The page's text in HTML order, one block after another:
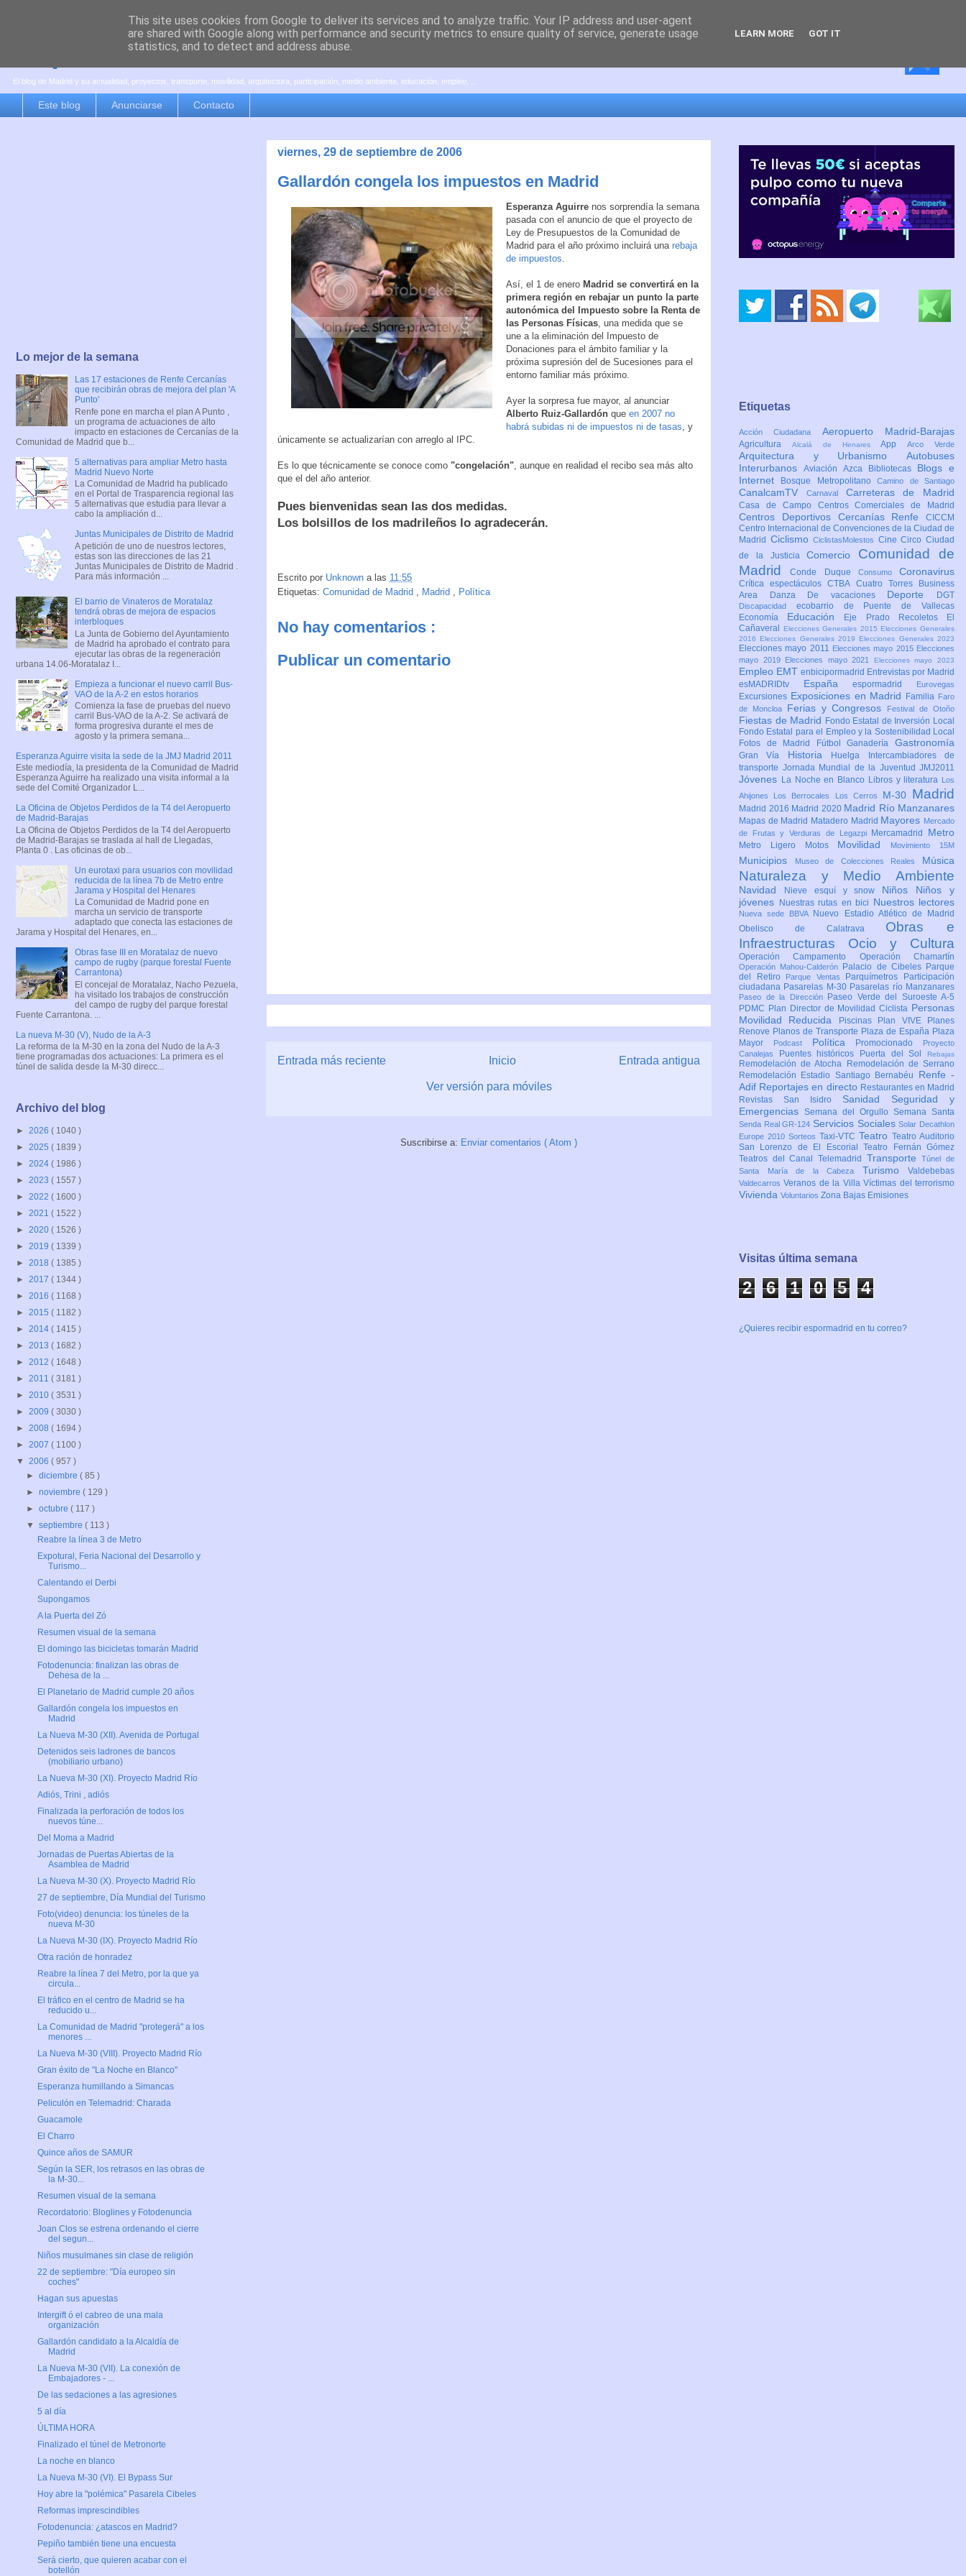
es por madrid
El blog de Madrid y su actualidad, proyectos, transporte, movilidad, arquitectura, participación, medio ambiente, educación, empleo, ...
Este blog Anunciarse Contacto
viernes, 29 de septiembre de 2006
Gallardón congela los impuestos en Madrid
Esperanza Aguirre nos sorprendía la semana
pasada con el anuncio de que el proyecto de
Ley de Presupuestos de la Comunidad de
Madrid para el año próximo incluirá una rebaja
de impuestos
Así, el 1 de enero Madrid se convertirá en la
primera región en rebajar un punto la parte
autonómica del Impuesto sobre la Renta de
las Personas Físicas , una medida que se
une a la eliminación del Impuesto de
Donaciones para el ámbito familiar y la
próxima supresión del de Sucesiones para el
entorno familiar más próximo.
Ayer la sorpresa fue mayor, al anunciar
Alberto Ruiz-Gallardón que en 2007 no
habrá subidas ni de impuestos ni de tasas , y
únicamente se actualizarían con arreglo al IPC.
Es lo que técnicamente se conoce como "congelación" , aunque en realidad el recibo sea más alto
que el del año anterior.
Pues bienvenidas sean las dos medidas.
Los bolsillos de los madrileños lo agradecerán.
Escrito por Unknown a las 11:55
Etiquetas: Comunidad de Madrid , Madrid , Política
No hay comentarios :
Publicar un comentario
Entrada más reciente Entrada antigua
Inicio
Ver versión para móviles
Suscribirse a: Enviar comentarios ( Atom )
Lo mejor de la semana
Las 17 estaciones de Renfe Cercanías
que recibirán obras de mejora del plan 'A
Punto'
Renfe pone en marcha el plan A Punto ,
un programa de actuaciones de alto
impacto en estaciones de Cercanías de la
Comunidad de Madrid que b...
5 alternativas para ampliar Metro hasta
Madrid Nuevo Norte
La Comunidad de Madrid ha publicado
en el Portal de Trasparencia regional las
5 alternativas que estudia para llevar a
cabo la ampliación d...
Juntas Municipales de Distrito de Madrid
A petición de uno de nuestros lectores,
estas son las direcciones de las 21
Juntas Municipales de Distrito de Madrid .
Para más información ...
El barrio de Vinateros de Moratalaz
tendrá obras de mejora de espacios
interbloques
La Junta de Gobierno del Ayuntamiento
de Madrid ha aprobado el contrato para
ejecutar las obras de la regeneración
urbana 14.06-Moratalaz I...
Empieza a funcionar el nuevo carril Bus-
VAO de la A-2 en estos horarios
Comienza la fase de pruebas del nuevo
carril Bus-VAO de la A-2. Se activará de
forma progresiva durante el mes de
agosto y la primera semana...
Esperanza Aguirre visita la sede de la JMJ Madrid 2011
Este mediodía, la presidenta de la Comunidad de Madrid
Esperanza Aguirre ha realizado una visita informal a la
sede del Comité Organizador L...
La Oficina de Objetos Perdidos de la T4 del Aeropuerto
de Madrid-Barajas
La Oficina de Objetos Perdidos de la T4 del Aeropuerto
de Madrid-Barajas se traslada al hall de Llegadas,
Planta 0 . Las oficinas de ob...
Un eurotaxi para usuarios con movilidad
reducida de la línea 7b de Metro entre
Jarama y Hospital del Henares
La Comunidad de Madrid pone en
marcha un servicio de transporte
adaptado que conecta las estaciones de
Jarama y Hospital del Henares, en...
Obras fase III en Moratalaz de nuevo
campo de rugby (parque forestal Fuente
Carrantona)
El concejal de Moratalaz, Nacho Pezuela,
ha visitado los trabajos de construcción
del campo de rugby del parque forestal
Fuente Carrantona. ...
La nueva M-30 (V), Nudo de la A-3
La reforma de la M-30 en la zona del Nudo de la A-3
tiene programadas dos actuaciones: La primera es el
túnel de salida desde la M-30 direcc...
Archivo del blog
► 2026 ( 1040 )
► 2025 ( 1839 )
► 2024 ( 1986 )
► 2023 ( 1557 )
► 2022 ( 1600 )
► 2021 ( 1522 )
► 2020 ( 1526 )
► 2019 ( 1339 )
► 2018 ( 1385 )
► 2017 ( 1344 )
► 2016 ( 1168 )
► 2015 ( 1182 )
► 2014 ( 1415 )
► 2013 ( 1682 )
► 2012 ( 1648 )
► 2011 ( 3181 )
► 2010 ( 3531 )
► 2009 ( 3030 )
► 2008 ( 1694 )
► 2007 ( 1100 )
▼ 2006 ( 957 )
►diciembre( 85 )
►noviembre( 129 )
►octubre( 117 )
▼septiembre( 113 )
Reabre la línea 3 de Metro
Expotural, Feria Nacional del Desarrollo y
Turismo...
Calentando el Derbi
Supongamos
A la Puerta del Zó
Resumen visual de la semana
El domingo las bicicletas tomarán Madrid
Fotodenuncia: finalizan las obras de
Dehesa de la ...
El Planetario de Madrid cumple 20 años
Gallardón congela los impuestos en
Madrid
La Nueva M-30 (XII). Avenida de Portugal
Detenidos seis ladrones de bancos
(mobiliario urbano)
La Nueva M-30 (XI). Proyecto Madrid Río
Adiós, Trini , adiós
Finalizada la perforación de todos los
nuevos túne...
Del Moma a Madrid
Jornadas de Puertas Abiertas de la
Asamblea de Madrid
La Nueva M-30 (X). Proyecto Madrid Río
27 de septiembre, Día Mundial del Turismo
Foto(video) denuncia: los túneles de la
nueva M-30
La Nueva M-30 (IX). Proyecto Madrid Río
Otra ración de honradez
Reabre la línea 7 del Metro, por la que ya
circula...
El tráfico en el centro de Madrid se ha
reducido u...
La Comunidad de Madrid "protegerá" a los
menores ...
La Nueva M-30 (VIII). Proyecto Madrid Río
Gran éxito de "La Noche en Blanco"
Esperanza humillando a Simancas
Peliculón en Telemadrid: Charada
Guacamole
El Charro
Quince años de SAMUR
Según la SER, los retrasos en las obras de
la M-30...
Resumen visual de la semana
Recordatorio: Bloglines y Fotodenuncia
Joan Clos se estrena ordenando el cierre
del segun...
Niños musulmanes sin clase de religión
22 de septiembre: "Día europeo sin
coches"
Hagan sus apuestas
Intergift ó el cabreo de una mala
organización
Gallardón candidato a la Alcaldía de
Madrid
La Nueva M-30 (VII). La conexión de
Embajadores - ...
De las sedaciones a las agresiones
5 al día
ÚLTIMA HORA
Finalizado el túnel de Metronorte
La noche en blanco
La Nueva M-30 (VI). El Bypass Sur
Hoy abre la "polémica" Pasarela Cibeles
Reformas imprescindibles
Fotodenuncia: ¿atascos en Madrid?
Pepiño también tiene una encuesta
Será cierto, que quieren acabar con el
botellón
Etiquetas
Acción Ciudadana Aeropuerto Madrid-Barajas
Agricultura Alcalá de HenaresAppArco Verde
Arquitectura y Urbanismo Autobuses
Interurbanos Aviación Azca Bibliotecas Blogs e
Internet
Bosque MetropolitanoCamino de Santiago
CanalcamTV Carnaval Carreteras de Madrid
Casa de Campo Centros Comerciales de Madrid
Centros Deportivos Cercanías Renfe CICCM
Centro Internacional de Convenciones de la Ciudad de
Madrid CiclismoCiclistasMolestos CineCircoCiudad
de la JusticiaComercio Comunidad de
MadridConde Duque Consumo Coronavirus
Crítica espectáculosCTBA Cuatro Torres Business
Area
Danza De vacaciones Deporte DGT
Discapacidad ecobarrio de Puente de Vallecas
Economía Educación Eje Prado Recoletos
El
Cañaveral
Elecciones Generales 2015 Elecciones Generales
2016 Elecciones Generales 2019 Elecciones Generales 2023
Elecciones mayo 2011 Elecciones mayo 2015 Elecciones
mayo 2019
Elecciones mayo 2021 Elecciones mayo 2023
Empleo EMT enbicipormadrid Entrevistas por Madrid
esMADRIDtv Españaespormadrid Eurovegas
Excursiones Exposiciones en Madrid Familia Faro
de Moncloa
Ferias y Congresos Festival de Otoño
Fiestas de Madrid Fondo Estatal de Inversión Local
Fondo Estatal para el Empleo y la Sostenibilidad Local
Fotos de Madrid
FútbolGanaderíaGastronomía
Gran Vía Historia Huelga
Intercambiadores de
transporte Jornada Mundial de la Juventud JMJ2011
Jóvenes La Noche en Blanco Libros y literatura
Los
Ahijones
Los Berrocales Los Cerros M-30 Madrid
Madrid 2016 Madrid 2020 Madrid Río Manzanares
Mapas de Madrid Matadero Madrid Mayores Mercado
de Frutas y Verduras de Legazpi
Mercamadrid Metro
Metro Ligero Motos Movilidad Movimiento 15M
Municipios Museo de Colecciones Reales Música
Naturaleza y Medio Ambiente
Navidad Nieve esquí y snow Niños Niños y
jóvenes
Nuestras rutas en bici Nuestros lectores
Nueva sede BBVA
Nuevo Estadio Atlético de Madrid
Obelisco de Calatrava Obras e
Infraestructuras Ocio y Cultura
Operación Campamento Operación Chamartín
Operación Mahou-Calderón Palacio de Cibeles Parque
del Retiro
Parque Ventas Parquímetros
Participación
ciudadana Pasarelas M-30 Pasarelas río Manzanares
Paseo de la Dirección
Paseo Verde del Suroeste A-5
PDMC Plan Director de Movilidad Ciclista Personas
Movilidad Reducida
Piscinas Plan VIVE
Planes
Renove Planos de Transporte Plaza de España Plaza
Mayor
Podcast Política Promocionado
Proyecto
Canalejas
Puentes históricos Puerta del Sol Rebajas
Remodelación de Atocha
Remodelación de Serrano
Remodelación Estadio Santiago Bernabéu Renfe -
Adif Reportajes en directo Restaurantes en Madrid
Revistas San Isidro Sanidad Seguridad y
Emergencias Semana del Orgullo Semana Santa
Senda Real GR-124 Servicios SocialesSolar Decathlon
Europe 2010 Sorteos Taxi-VTC Teatro Teatro Auditorio
San Lorenzo de El EscorialTeatro Fernán Gómez
Teatros del Canal Telemadrid TransporteTúnel de
Santa María de la Cabeza Turismo Valdebebas
ValdecarrosVeranos de la VillaVíctimas del terrorismo
Vivienda Voluntarios Zona Bajas Emisiones
Visitas última semana
2 6 1 0 5 4
¿Quieres recibir espormadrid en tu correo?
This site uses cookies from Google to deliver its services and to analyze traffic. Your IP address and user-agent
are shared with Google along with performance and security metrics to ensure quality of service, generate usage
statistics, and to detect and address abuse.
LEARN MORE GOT IT